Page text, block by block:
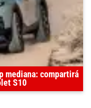
mediana: compartirá
S10